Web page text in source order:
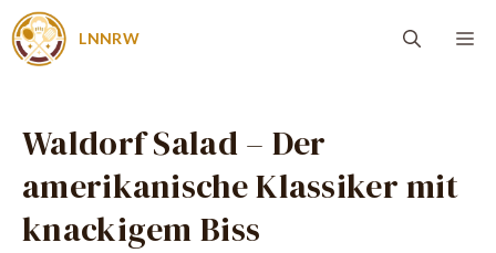
Zum
Inhalt
LNNRW
Waldorf Salad – Der
amerikanische Klassiker mit
knackigem Biss